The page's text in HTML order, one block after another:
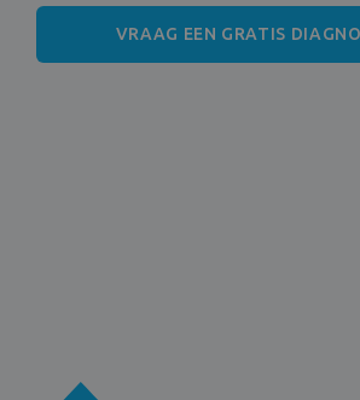
VRAAG EEN GRATIS